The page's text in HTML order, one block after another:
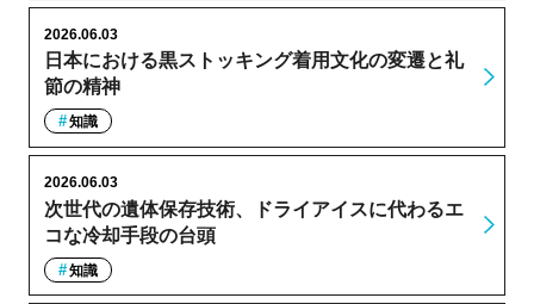
日本における黒ストッキング着用文化の変遷と礼
節の精神
2026.06.03
知識
次世代の遺体保存技術、ドライアイスに代わるエ
コな冷却手段の台頭
2026.06.03
知識